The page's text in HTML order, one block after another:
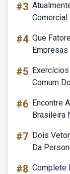
#3
#4 Que
#5
Comum
#6 Encontre
Brasileira
#7 Dois
Da
#8 Complete